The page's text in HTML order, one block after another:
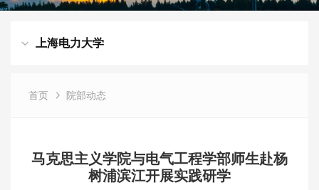
上海电力大学
首页 院部动态
马克思主义学院与电气工程学部师生赴杨
树浦滨江开展实践研学